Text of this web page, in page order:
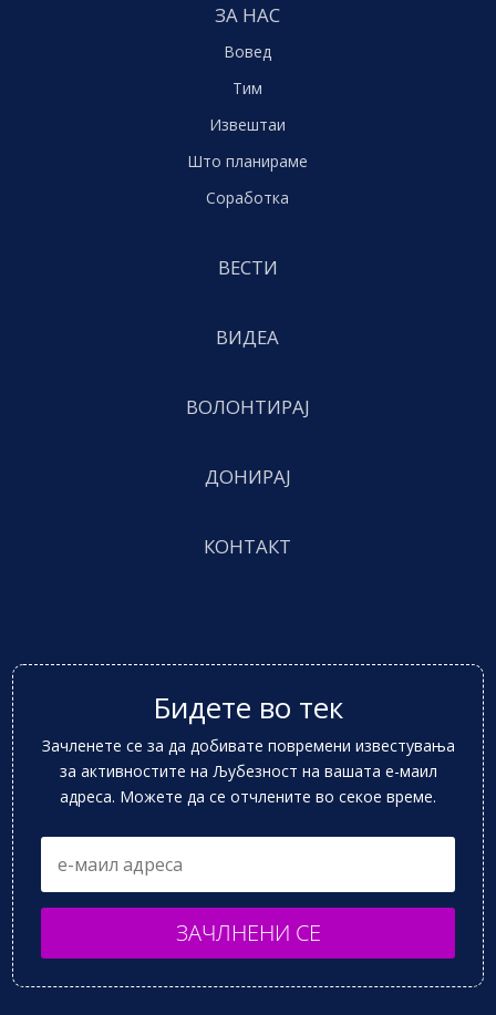
ЗА НАС
Вовед
Тим
Извештаи
Што планираме
Соработка
ВЕСТИ
ВИДЕА
ВОЛОНТИРАЈ
ДОНИРАЈ
КОНТАКТ
Бидете во тек
Зачленете се за да добивате повремени известувања
за активностите на Љубезност на вашата е-маил
адреса. Можете да се отчлените во секое време.
ЗАЧЛНЕНИ СЕ